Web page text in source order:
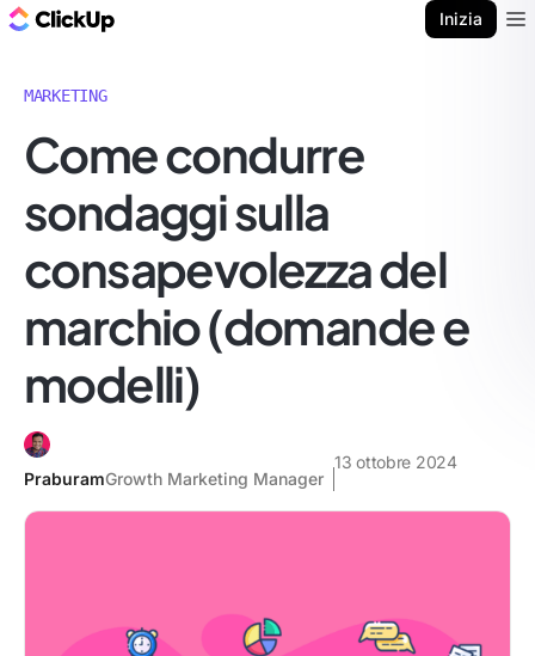
Inizia
MARKETING
Come condurre
sondaggi sulla
consapevolezza del
marchio (domande e
modelli)
PraburamGrowth Marketing Manager
13 ottobre 2024